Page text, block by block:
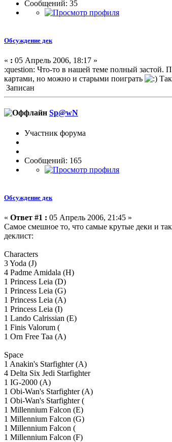
Сообщений: 35
Обсуждение дек
« : 05 Апрель 2006, 18:17 »
:question: Что-то в нашей теме полный застой.
картами, но можно и старыми поиграть
Записан
Sp@wN
Участник форума
Сообщений: 165
Обсуждение дек
« Ответ #1 : 05 Апрель 2006, 21:45 »
Самое смешное то, что самые крутые деки и
деклист:
Characters
3 Yoda (J)
4 Padme Amidala (H)
1 Princess Leia (D)
1 Princess Leia (G)
1 Princess Leia (A)
1 Princess Leia (I)
1 Lando Calrissian (E)
1 Finis Valorum (
1 Orn Free Taa (A)
Space
1 Anakin's Starfighter (A)
4 Delta Six Jedi Starfighter
1 IG-2000 (A)
1 Obi-Wan's Starfighter (A)
1 Obi-Wan's Starfighter (
1 Millennium Falcon (E)
1 Millennium Falcon (G)
1 Millennium Falcon (
1 Millennium Falcon (F)